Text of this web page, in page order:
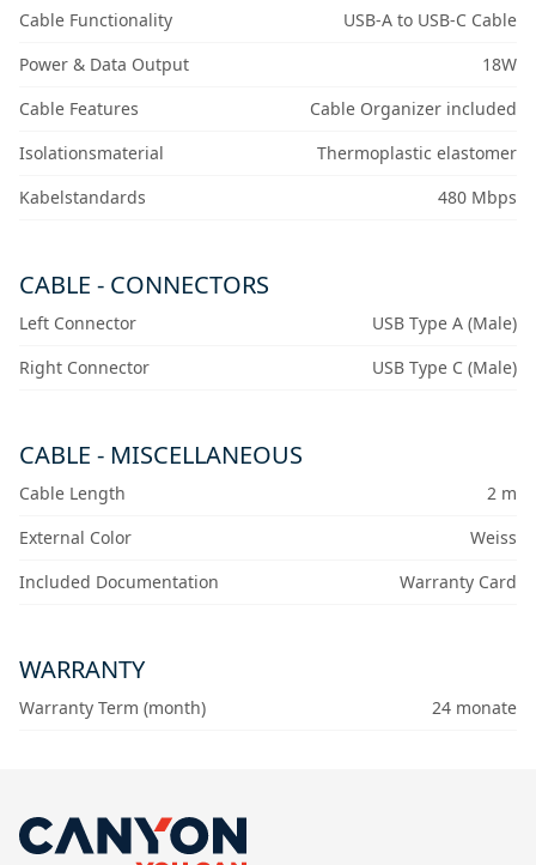
Cable Functionality
USB-A to USB-C Cable
Power & Data Output
18W
Cable Features
Cable Organizer included
Isolationsmaterial
Thermoplastic elastomer
Kabelstandards
480 Mbps
CABLE - CONNECTORS
Left Connector
USB Type A (Male)
Right Connector
USB Type C (Male)
CABLE - MISCELLANEOUS
Cable Length
2 m
External Color
Weiss
Included Documentation
Warranty Card
WARRANTY
Warranty Term (month) 24 monate